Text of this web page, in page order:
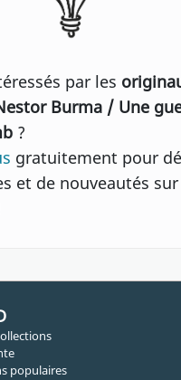
par les
Burma / Une
?
gratuitement pour
et de nouveautés sur
populaires